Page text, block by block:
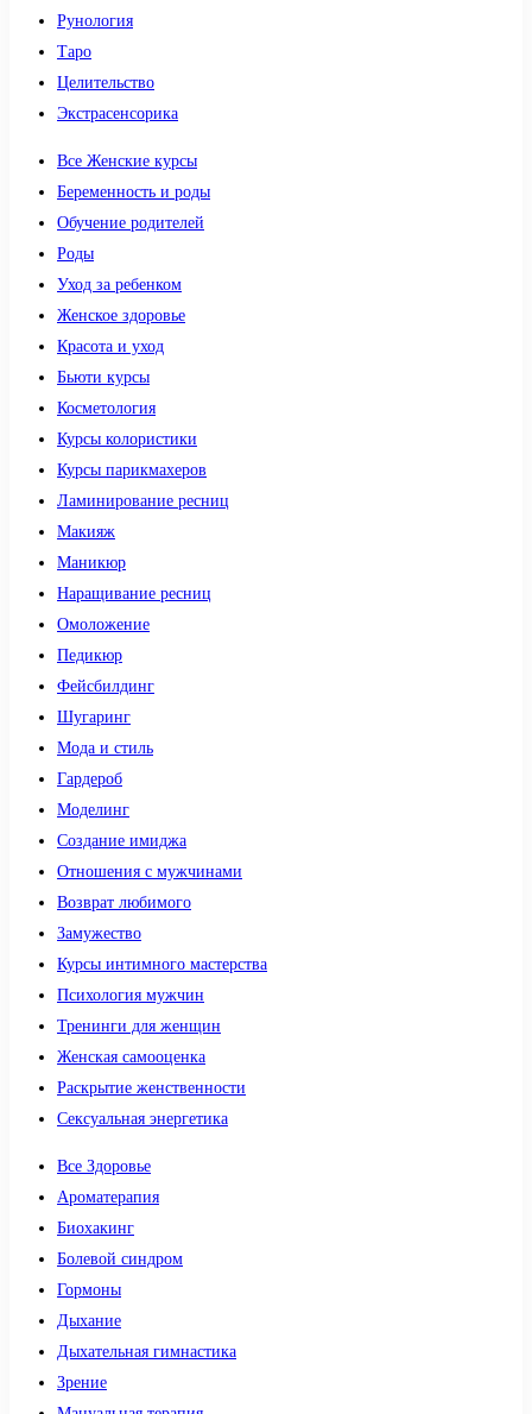
Рунология
Таро
Целительство
Экстрасенсорика
Все Женские курсы
Беременность и роды
Обучение родителей
Роды
Уход за ребенком
Женское здоровье
Красота и уход
Бьюти курсы
Косметология
Курсы колористики
Курсы парикмахеров
Ламинирование ресниц
Макияж
Маникюр
Наращивание ресниц
Омоложение
Педикюр
Фейсбилдинг
Шугаринг
Мода и стиль
Гардероб
Моделинг
Создание имиджа
Отношения с мужчинами
Возврат любимого
Замужество
Курсы интимного мастерства
Психология мужчин
Тренинги для женщин
Женская самооценка
Раскрытие женственности
Сексуальная энергетика
Все Здоровье
Ароматерапия
Биохакинг
Болевой синдром
Гормоны
Дыхание
Дыхательная гимнастика
Зрение